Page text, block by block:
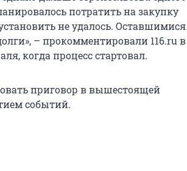
потратить на закупку
не удалось. Оставшимися
– прокомментировали 116.ru в
когда процесс стартовал.
приговор в вышестоящей
событий.